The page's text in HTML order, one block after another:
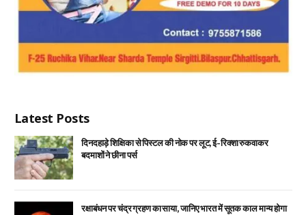
Latest Posts
दिनदहाड़े शिक्षिका से पिस्टल की नोक पर लूट, ई-रिक्शा रुकवाकर
बदमाशों ने छीना पर्स
रक्षाबंधन पर चंद्र ग्रहण का साया, जानिए भारत में सूतक काल मान्य होगा